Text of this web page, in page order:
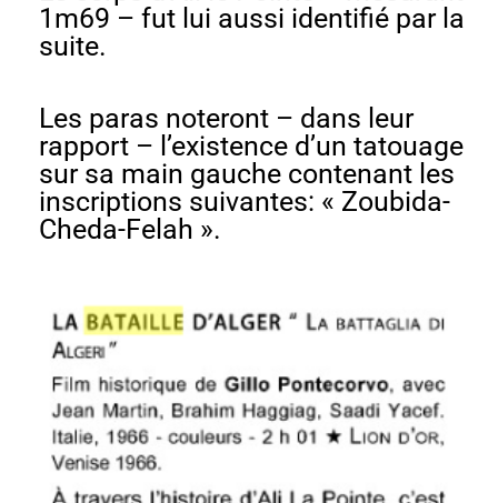
1m69 – fut lui aussi identifié par la
suite.
Les paras noteront – dans leur
rapport – l’existence d’un tatouage
sur sa main gauche contenant les
inscriptions suivantes: « Zoubida-
Cheda-Felah ».